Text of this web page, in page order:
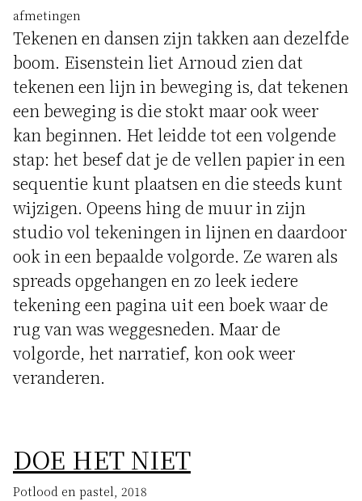
afmetingen
Tekenen en dansen zijn takken aan dezelfde
boom. Eisenstein liet Arnoud zien dat
tekenen een lijn in beweging is, dat tekenen
een beweging is die stokt maar ook weer
kan beginnen. Het leidde tot een volgende
stap: het besef dat je de vellen papier in een
sequentie kunt plaatsen en die steeds kunt
wijzigen. Opeens hing de muur in zijn
studio vol tekeningen in lijnen en daardoor
ook in een bepaalde volgorde. Ze waren als
spreads opgehangen en zo leek iedere
tekening een pagina uit een boek waar de
rug van was weggesneden. Maar de
volgorde, het narratief, kon ook weer
veranderen.
DOE HET NIET
Potlood en pastel, 2018